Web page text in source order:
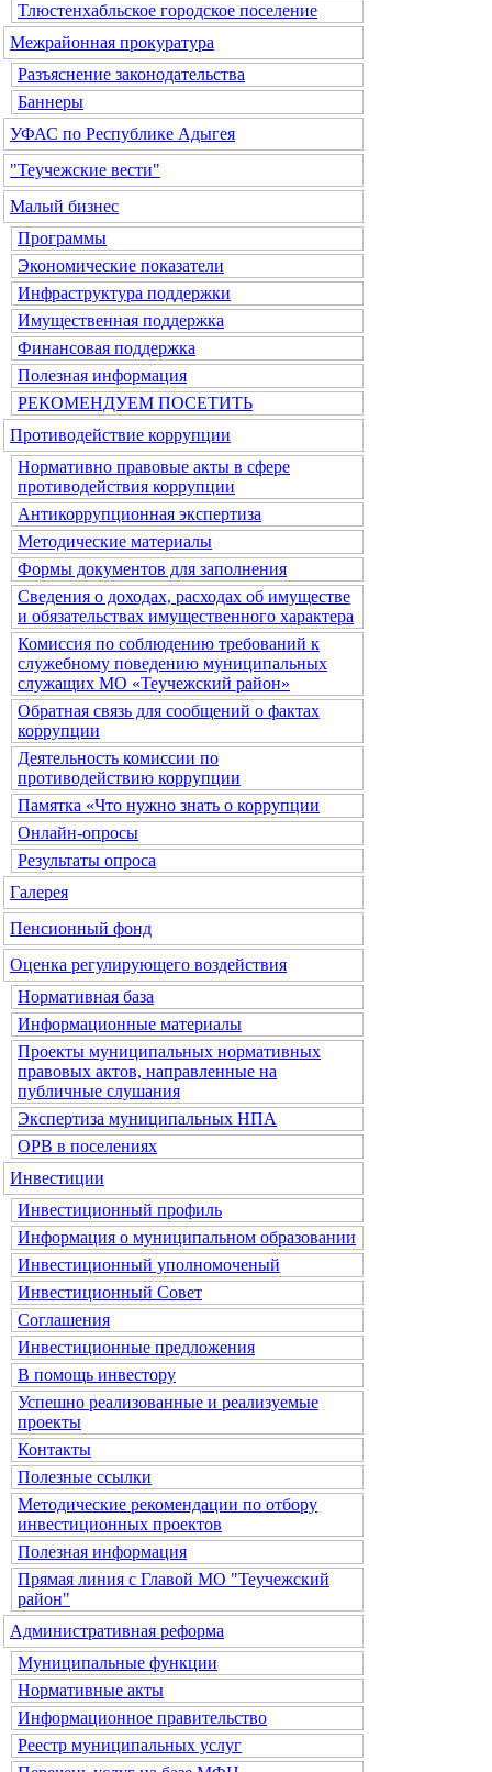
Тлюстенхабльское городское поселение
Межрайонная прокуратура
Разъяснение законодательства
Баннеры
УФАС по Республике Адыгея
"Теучежские вести"
Малый бизнес
Программы
Экономические показатели
Инфраструктура поддержки
Имущественная поддержка
Финансовая поддержка
Полезная информация
РЕКОМЕНДУЕМ ПОСЕТИТЬ
Противодействие коррупции
Нормативно правовые акты в сфере
противодействия коррупции
Антикоррупционная экспертиза
Методические материалы
Формы документов для заполнения
Сведения о доходах, расходах об имуществе
и обязательствах имущественного характера
Комиссия по соблюдению требований к
служебному поведению муниципальных
служащих МО «Теучежский район»
Обратная связь для сообщений о фактах
коррупции
Деятельность комиссии по
противодействию коррупции
Памятка «Что нужно знать о коррупции
Онлайн-опросы
Результаты опроса
Галерея
Пенсионный фонд
Оценка регулирующего воздействия
Нормативная база
Информационные материалы
Проекты муниципальных нормативных
правовых актов, направленные на
публичные слушания
Экспертиза муниципальных НПА
ОРВ в поселениях
Инвестиции
Инвестиционный профиль
Информация о муниципальном образовании
Инвестиционный уполномоченый
Инвестиционный Совет
Соглашения
Инвестиционные предложения
В помощь инвестору
Успешно реализованные и реализуемые
проекты
Контакты
Полезные ссылки
Методические рекомендации по отбору
инвестиционных проектов
Полезная информация
Прямая линия с Главой МО "Теучежский
район"
Административная реформа
Муниципальные функции
Нормативные акты
Информационное правительство
Реестр муниципальных услуг